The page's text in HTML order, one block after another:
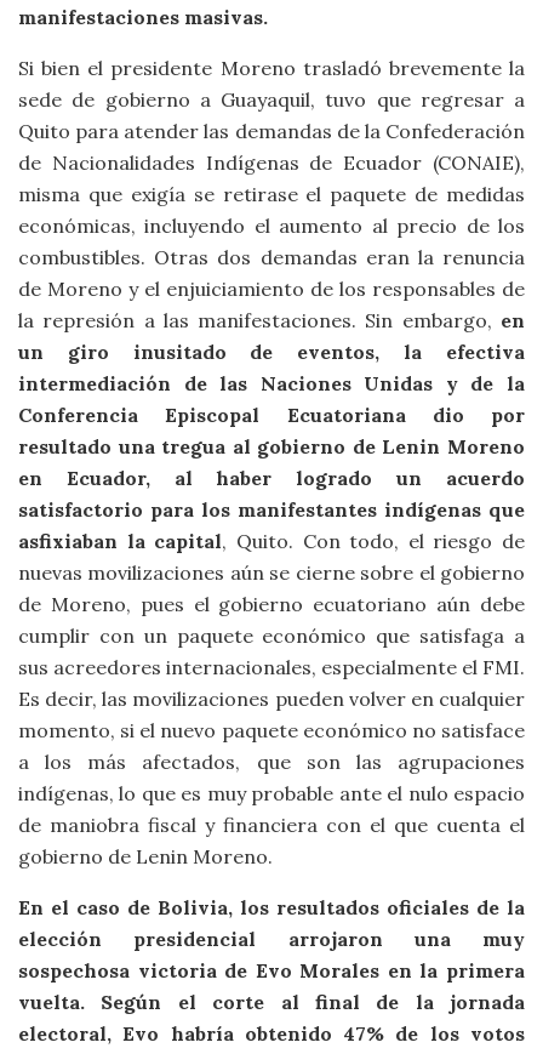
manifestaciones masivas.
Si bien el presidente Moreno trasladó brevemente la
sede de gobierno a Guayaquil, tuvo que regresar a
Quito para atender las demandas de la Confederación
de Nacionalidades Indígenas de Ecuador (CONAIE),
misma que exigía se retirase el paquete de medidas
económicas, incluyendo el aumento al precio de los
combustibles. Otras dos demandas eran la renuncia
de Moreno y el enjuiciamiento de los responsables de
la represión a las manifestaciones. Sin embargo, en
un giro inusitado de eventos, la efectiva
intermediación de las Naciones Unidas y de la
Conferencia Episcopal Ecuatoriana dio por
resultado una tregua al gobierno de Lenin Moreno
en Ecuador, al haber logrado un acuerdo
satisfactorio para los manifestantes indígenas que
asfixiaban la capital, Quito. Con todo, el riesgo de
nuevas movilizaciones aún se cierne sobre el gobierno
de Moreno, pues el gobierno ecuatoriano aún debe
cumplir con un paquete económico que satisfaga a
sus acreedores internacionales, especialmente el FMI.
Es decir, las movilizaciones pueden volver en cualquier
momento, si el nuevo paquete económico no satisface
a los más afectados, que son las agrupaciones
indígenas, lo que es muy probable ante el nulo espacio
de maniobra fiscal y financiera con el que cuenta el
gobierno de Lenin Moreno.
En el caso de Bolivia, los resultados oficiales de la
elección presidencial arrojaron una muy
sospechosa victoria de Evo Morales en la primera
vuelta. Según el corte al final de la jornada
electoral, Evo habría obtenido 47% de los votos